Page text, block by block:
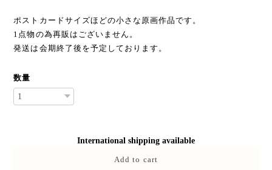
ポストカードサイズほどの小さな原画作品です。
1点物の為再販はございません。
発送は会期終了後を予定しております。
数量
International shipping available
Add to cart